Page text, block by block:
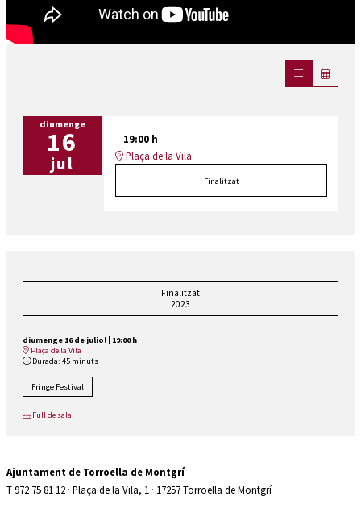
diumenge
16
jul
19:00 h
Plaça de la Vila
Finalitzat
Finalitzat
2023
diumenge 16 de juliol
19:00 h
Plaça de la Vila
Durada: 45 minuts
Fringe Festival
Full de sala
Ajuntament de Torroella de Montgrí
T 972 75 81 12 · Plaça de la Vila, 1 · 17257 Torroella de Montgrí